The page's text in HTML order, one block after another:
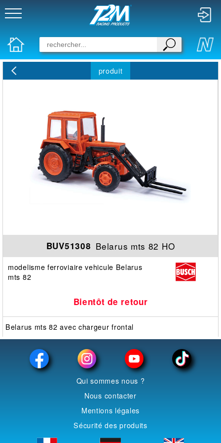
produit
BUV51308 Belarus mts 82 HO
modelisme ferroviaire vehicule Belarus
mts 82
Bientôt de retour
Belarus mts 82 avec chargeur frontal
Qui sommes nous ?
Nous contacter
Mentions légales
Sécurité des produits